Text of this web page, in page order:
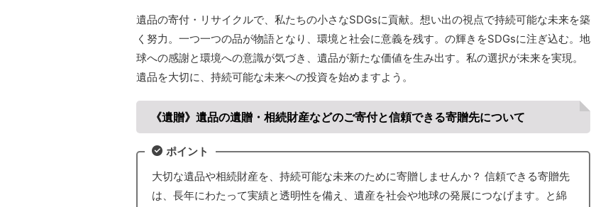
遺品の寄付・リサイクルで、私たちの小さなSDGsに貢献。想い出の視点で持続可能な未来を築
く努力。一つ一つの品が物語となり、環境と社会に意義を残す。の輝きをSDGsに注ぎ込む。地
球への感謝と環境への意識が気づき、遺品が新たな価値を生み出す。私の選択が未来を実現。
遺品を大切に、持続可能な未来への投資を始めますよう。
《遺贈》遺品の遺贈・相続財産などのご寄付と信頼できる寄贈先について
ポイント
大切な遺品や相続財産を、持続可能な未来のために寄贈しませんか？ 信頼できる寄贈先
は、長年にわたって実績と透明性を備え、遺産を社会や地球の発展につなげます。と綿